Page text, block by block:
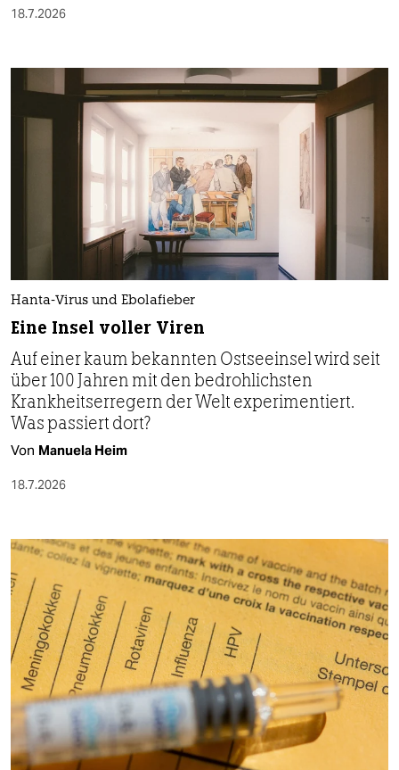
18.7.2026
Hanta-Virus und Ebolafieber
Eine Insel voller Viren
Auf einer kaum bekannten Ostseeinsel wird seit
über 100 Jahren mit den bedrohlichsten
Krankheitserregern der Welt experimentiert.
Was passiert dort?
Von Manuela Heim
18.7.2026